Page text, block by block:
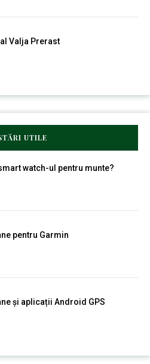
Valja Prerast
UTILE
watch-ul pentru munte?
pentru Garmin
și aplicații Android GPS